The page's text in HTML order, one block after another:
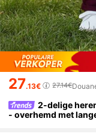
27.13€ 27.14€
2-delige
- overhemd met